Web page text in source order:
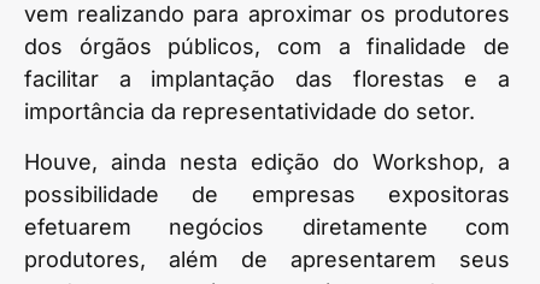
vem realizando para aproximar os produtores
dos órgãos públicos, com a finalidade de
facilitar a implantação das florestas e a
importância da representatividade do setor.
Houve, ainda nesta edição do Workshop, a
possibilidade de empresas expositoras
efetuarem negócios diretamente com
produtores, além de apresentarem seus